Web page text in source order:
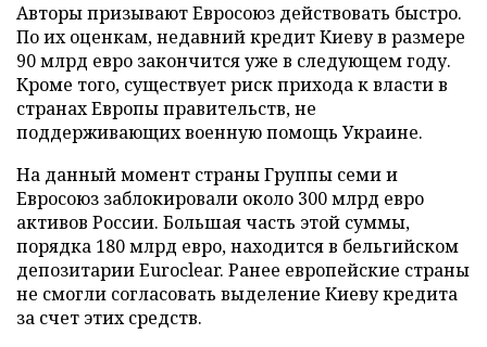
Авторы призывают Евросоюз действовать быстро.
По их оценкам, недавний кредит Киеву в размере
90 млрд евро закончится уже в следующем году.
Кроме того, существует риск прихода к власти в
странах Европы правительств, не
поддерживающих военную помощь Украине.
На данный момент страны Группы семи и
Евросоюз заблокировали около 300 млрд евро
активов России. Большая часть этой суммы,
порядка 180 млрд евро, находится в бельгийском
депозитарии Euroclear. Ранее европейские страны
не смогли согласовать выделение Киеву кредита
за счет этих средств.